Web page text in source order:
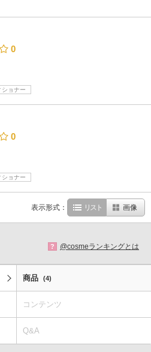
0
ショナー
0
ショナー
表示形式： リスト 画像
? @cosmeランキングとは
商品 (4)
コンテンツ
Q&A